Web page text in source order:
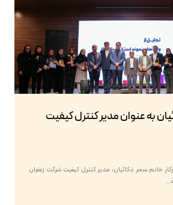
به عنوان مدیر کنترل کیفیت
خانم سحر ذکائیان، مدیر کنترل کیفیت شرکت زعفران